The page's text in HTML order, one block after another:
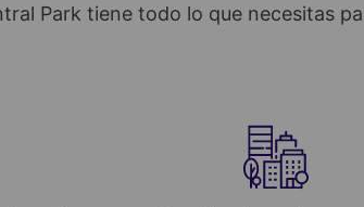
Park tiene todo lo que necesitas